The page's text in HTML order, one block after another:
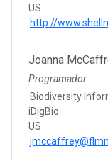
US
http://
Joanna
Programador
Biodiversity
iDigBio
US